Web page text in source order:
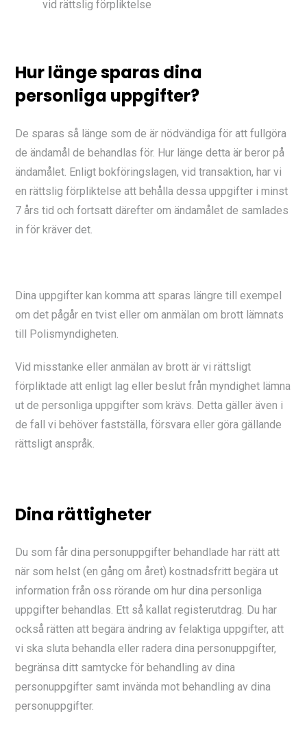
vid rättslig förpliktelse
Hur länge sparas dina
personliga uppgifter?
De sparas så länge som de är nödvändiga för att fullgöra
de ändamål de behandlas för. Hur länge detta är beror på
ändamålet. Enligt bokföringslagen, vid transaktion, har vi
en rättslig förpliktelse att behålla dessa uppgifter i minst
7 års tid och fortsatt därefter om ändamålet de samlades
in för kräver det.
Dina uppgifter kan komma att sparas längre till exempel
om det pågår en tvist eller om anmälan om brott lämnats
till Polismyndigheten.
Vid misstanke eller anmälan av brott är vi rättsligt
förpliktade att enligt lag eller beslut från myndighet lämna
ut de personliga uppgifter som krävs. Detta gäller även i
de fall vi behöver fastställa, försvara eller göra gällande
rättsligt anspråk.
Dina rättigheter
Du som får dina personuppgifter behandlade har rätt att
när som helst (en gång om året) kostnadsfritt begära ut
information från oss rörande om hur dina personliga
uppgifter behandlas. Ett så kallat registerutdrag. Du har
också rätten att begära ändring av felaktiga uppgifter, att
vi ska sluta behandla eller radera dina personuppgifter,
begränsa ditt samtycke för behandling av dina
personuppgifter samt invända mot behandling av dina
personuppgifter.